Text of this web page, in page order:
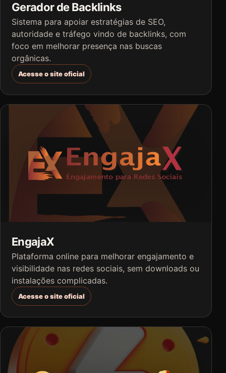
Gerador de Backlinks
Sistema para apoiar estratégias de SEO,
autoridade e tráfego vindo de backlinks, com
foco em melhorar presença nas buscas
orgânicas.
Acesse o site oficial
EngajaX
Plataforma online para melhorar engajamento e
visibilidade nas redes sociais, sem downloads ou
instalações complicadas.
Acesse o site oficial